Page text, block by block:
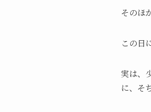
そのほ
この日
実は、
に、そ